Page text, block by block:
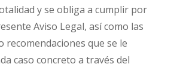
y se obliga a cumplir por
Aviso Legal, así como las
recomendaciones que se le
caso concreto a través del